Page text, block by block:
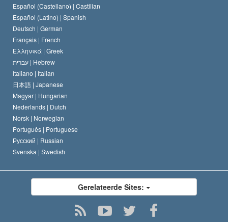
David Miscavige
Español (Castellano) | Castilian
Español (Latino) | Spanish
Deutsch | German
Français | French
Ελληνικά | Greek
עברית | Hebrew
Italiano | Italian
日本語 | Japanese
Magyar | Hungarian
Nederlands | Dutch
Norsk | Norwegian
Português | Portuguese
Русский | Russian
Svenska | Swedish
Gerelateerde Sites: